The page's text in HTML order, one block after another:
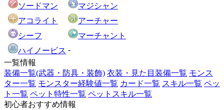
ソードマン
マジシャン
アコライト
アーチャー
シーフ
マーチャント
ハイノービス -
一覧情報
装備一覧(武器・防具・装飾) 衣装・見た目装備一覧 モンス
ター一覧 モンスター経験値一覧 カード一覧 スキル一覧 ペッ
ト一覧 ペット特性一覧 ペットスキル一覧
初心者おすすめ情報